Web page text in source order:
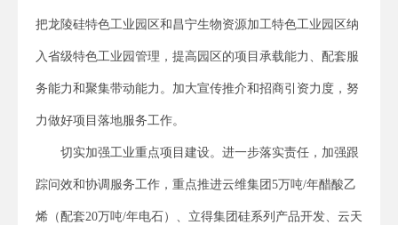
把龙陵硅特色工业园区和昌宁生物资源加工特色工业园区纳
入省级特色工业园管理，提高园区的项目承载能力、配套服
务能力和聚集带动能力。加大宣传推介和招商引资力度，努
力做好项目落地服务工作。
切实加强工业重点项目建设。进一步落实责任，加强跟
踪问效和协调服务工作，重点推进云维集团5万吨/年醋酸乙
烯（配套20万吨/年电石）、立得集团硅系列产品开发、云天